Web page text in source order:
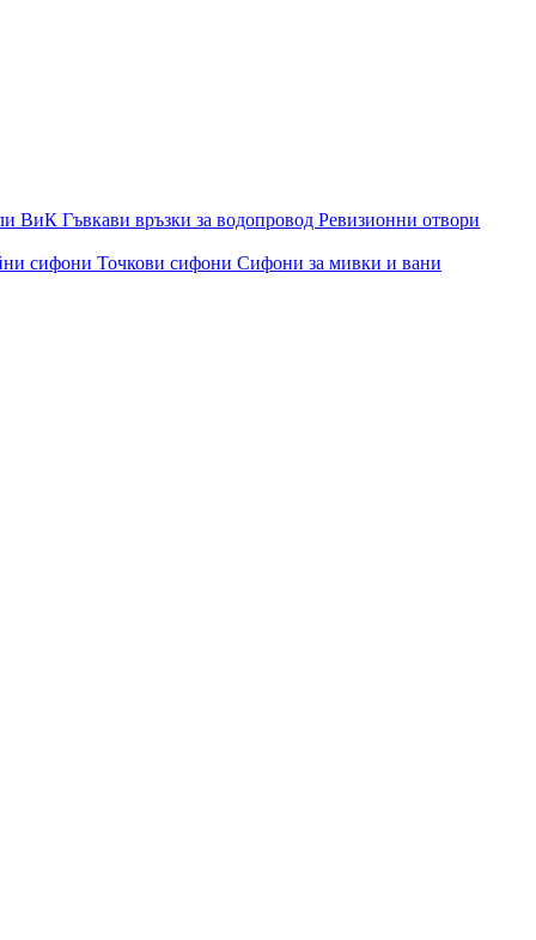
ВиК Гъвкави връзки за водопровод Ревизионни отвори
сифони Точкови сифони Сифони за мивки и вани